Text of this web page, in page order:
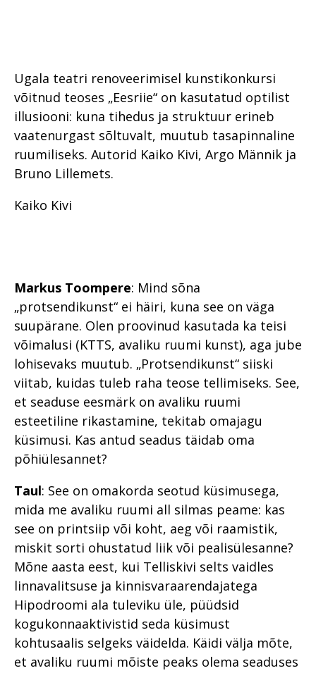
Ugala teatri renoveerimisel kunstikonkursi
võitnud teoses „Eesriie“ on kasutatud optilist
illusiooni: kuna tihedus ja struktuur erineb
vaatenurgast sõltuvalt, muutub tasapinnaline
ruumiliseks. Autorid Kaiko Kivi, Argo Männik ja
Bruno Lillemets.
Kaiko Kivi
Markus Toompere: Mind sõna
„protsendikunst“ ei häiri, kuna see on väga
suupärane. Olen proovinud kasutada ka teisi
võimalusi (KTTS, avaliku ruumi kunst), aga jube
lohisevaks muutub. „Protsendikunst“ siiski
viitab, kuidas tuleb raha teose tellimiseks. See,
et seaduse eesmärk on avaliku ruumi
esteetiline rikastamine, tekitab omajagu
küsimusi. Kas antud seadus täidab oma
põhiülesannet?
Taul: See on omakorda seotud küsimusega,
mida me avaliku ruumi all silmas peame: kas
see on printsiip või koht, aeg või raamistik,
miskit sorti ohustatud liik või pealisülesanne?
Mõne aasta eest, kui Telliskivi selts vaidles
linnavalitsuse ja kinnisvaraarendajatega
Hipodroomi ala tuleviku üle, püüdsid
kogukonnaaktivistid seda küsimust
kohtusaalis selgeks väidelda. Käidi välja mõte,
et avaliku ruumi mõiste peaks olema seaduses